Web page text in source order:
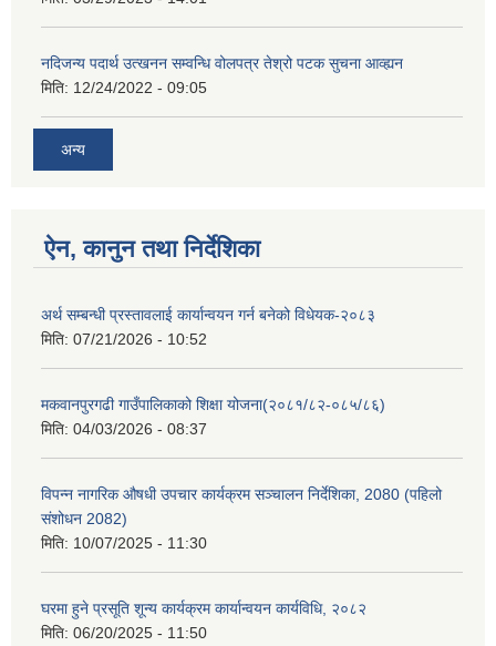
नदिजन्य पदार्थ उत्खनन सम्वन्धि वोलपत्र तेश्रो पटक सुचना आव्ह्यन
मिति: 12/24/2022 - 09:05
अन्य
ऐन, कानुन तथा निर्देशिका
अर्थ सम्बन्धी प्रस्तावलाई कार्यान्वयन गर्न बनेको विधेयक-२०८३
मिति: 07/21/2026 - 10:52
मकवानपुरगढी गाउँपालिकाको शिक्षा योजना(२०८१/८२-०८५/८६)
मिति: 04/03/2026 - 08:37
विपन्न नागरिक औषधी उपचार कार्यक्रम सञ्चालन निर्देशिका, 2080 (पहिलो
संशोधन 2082)
मिति: 10/07/2025 - 11:30
घरमा हुने प्रसूति शून्य कार्यक्रम कार्यान्वयन कार्यविधि, २०८२
मिति: 06/20/2025 - 11:50